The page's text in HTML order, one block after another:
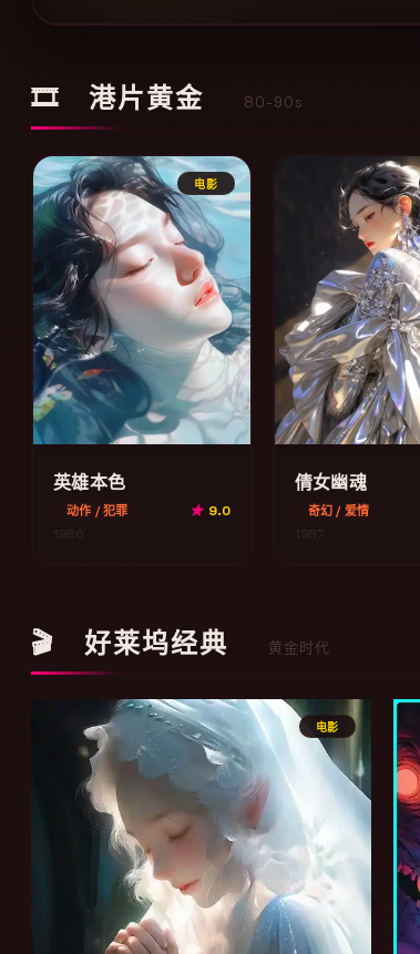
🎞 港片黄金 80-90s
电影
英雄本色
动作 / 犯罪 ★9.0
1986
倩女幽魂
奇幻 / 爱情
1987
🎬 好莱坞经典 黄金时代
电影